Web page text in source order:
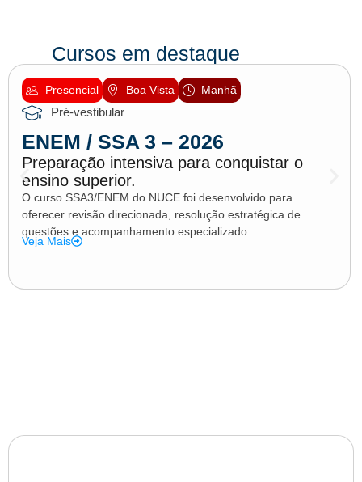
Cursos em destaque
Presencial Boa Vista Manhã
Pré-vestibular
ENEM / SSA 3 – 2026
Preparação intensiva para conquistar o
ensino superior.
O curso SSA3/ENEM do NUCE foi desenvolvido para
oferecer revisão direcionada, resolução estratégica de
questões e acompanhamento especializado.
Veja Mais